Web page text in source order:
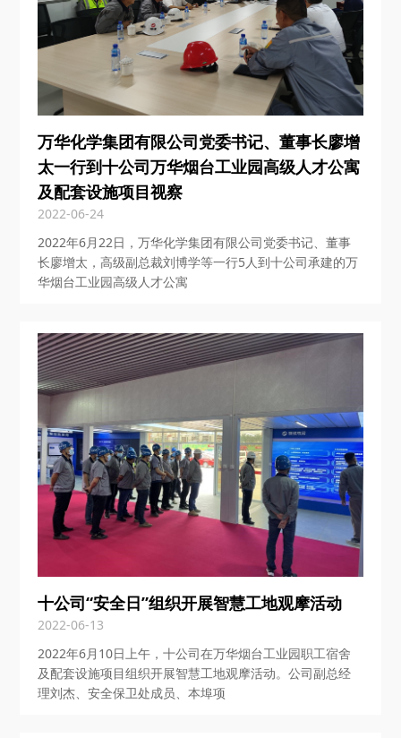
万华化学集团有限公司党委书记、董事长廖增
太一行到十公司万华烟台工业园高级人才公寓
及配套设施项目视察
2022-06-24
2022年6月22日，万华化学集团有限公司党委书记、董事
长廖增太，高级副总裁刘博学等一行5人到十公司承建的万
华烟台工业园高级人才公寓
十公司“安全日”组织开展智慧工地观摩活动
2022-06-13
2022年6月10日上午，十公司在万华烟台工业园职工宿舍
及配套设施项目组织开展智慧工地观摩活动。公司副总经
理刘杰、安全保卫处成员、本埠项